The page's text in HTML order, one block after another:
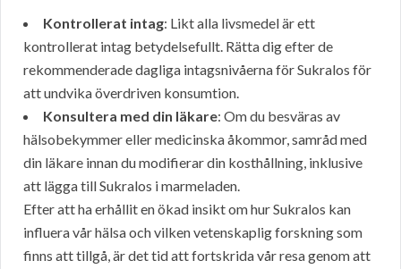
Kontrollerat intag: Likt alla livsmedel är ett
kontrollerat intag betydelsefullt. Rätta dig efter de
rekommenderade dagliga intagsnivåerna för Sukralos för
att undvika överdriven konsumtion.
Konsultera med din läkare: Om du besväras av
hälsobekymmer eller medicinska åkommor, samråd med
din läkare innan du modifierar din kosthållning, inklusive
att lägga till Sukralos i marmeladen.
Efter att ha erhållit en ökad insikt om hur Sukralos kan
influera vår hälsa och vilken vetenskaplig forskning som
finns att tillgå, är det tid att fortskrida vår resa genom att